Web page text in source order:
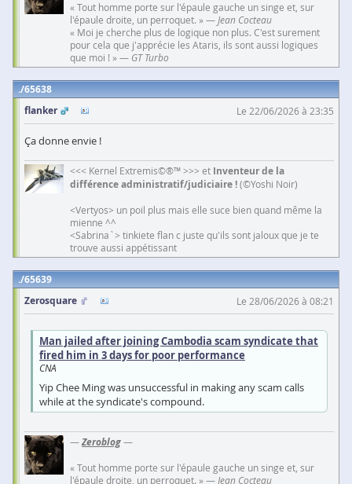
« Tout homme porte sur l'épaule gauche un singe et, sur
l'épaule droite, un perroquet. » — Jean Cocteau
« Moi je cherche plus de logique non plus. C'est surement
pour cela que j'apprécie les Ataris, ils sont aussi logiques
que moi ! » — GT Turbo
65638
flanker
Le 22/06/2026 à 23:35
Ça donne envie !
<<< Kernel Extremis©®™ >>> et Inventeur de la
différence administratif/judiciaire !(©Yoshi Noir)
<Vertyos> un poil plus mais elle suce bien quand même la
mienne ^^
<Sabrina`> tinkiete flan c juste qu'ils sont jaloux que je te
trouve aussi appétissant
65639
Zerosquare
Le 28/06/2026 à 08:21
Man jailed after joining Cambodia scam syndicate that
fired him in 3 days for poor performance
CNA
Yip Chee Ming was unsuccessful in making any scam calls
while at the syndicate's compound.
—Zeroblog—
« Tout homme porte sur l'épaule gauche un singe et, sur
l'épaule droite, un perroquet. » — Jean Cocteau